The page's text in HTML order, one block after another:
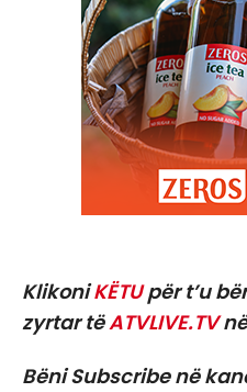
KlikoniKËTUpër t’u
zyrtar tëATVLIVE.TV
Bëni Subscribe në